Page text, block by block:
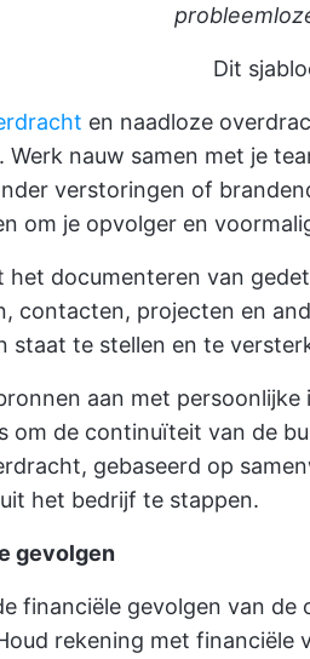
Dit
en naadloze
Werk nauw samen met je
verstoringen of
om je opvolger en
het documenteren van
contacten, projecten en
staat te stellen en te
aan met
om de continuïteit van de
gebaseerd op
het bedrijf te stappen.
gevolgen
financiële gevolgen van
rekening met financiële